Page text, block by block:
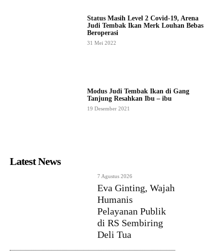
Status Masih Level 2 Covid-19, Arena
Judi Tembak Ikan Merk Louhan Bebas
Beroperasi
31 Mei 2022
Modus Judi Tembak Ikan di Gang
Tanjung Resahkan Ibu – ibu
19 Desember 2021
Latest News
7 Agustus 2026
Eva Ginting, Wajah
Humanis
Pelayanan Publik
di RS Sembiring
Deli Tua